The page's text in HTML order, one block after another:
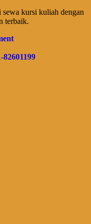
kursi kuliah dengan
terbaik.
82601199